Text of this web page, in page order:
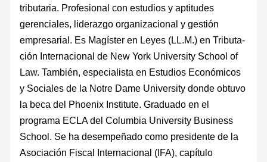
tribu­taria. Profesional con estudios y aptitu­des
gerenciales, liderazgo organizacional y gestión
empresarial. Es Magíster en Leyes (LL.M.) en Tributa­
ción Internacional de New York Universi­ty School of
Law. También, especialista en Estudios Económicos
y Sociales de la Notre Dame University donde obtuvo
la beca del Phoenix Institute. Graduado en el
programa ECLA del Columbia Universi­ty Business
School. Se ha desempeñado como presidente de la
Asociación Fiscal Internacional (IFA), capítulo